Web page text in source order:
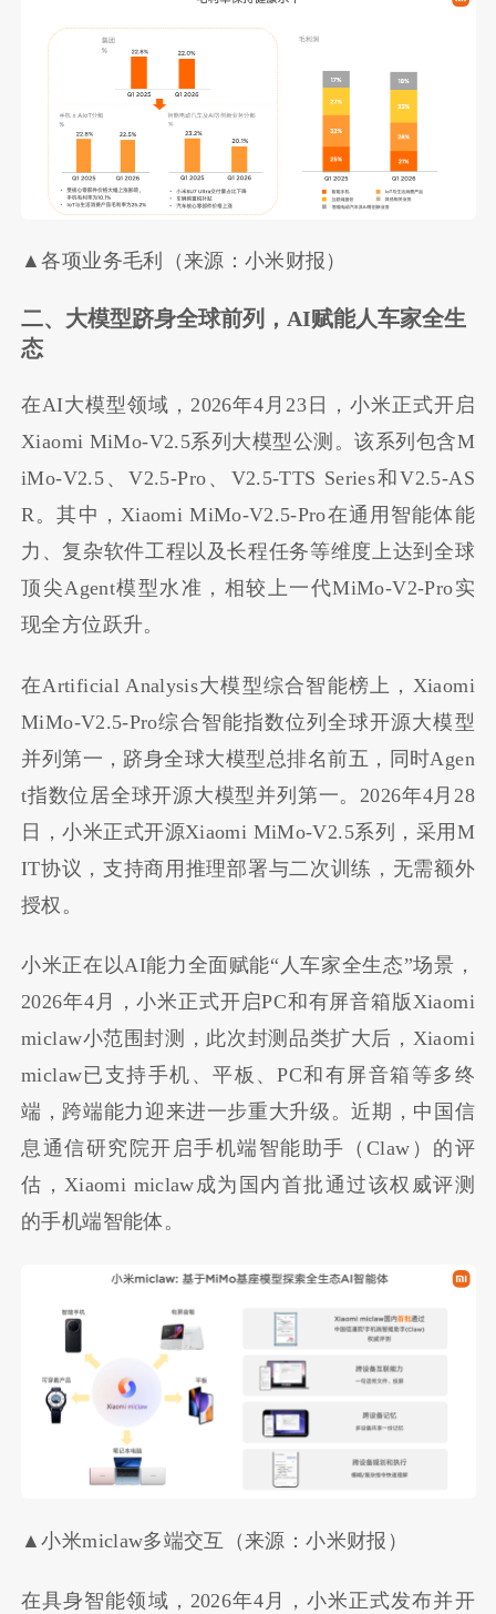
▲各项业务毛利（来源：小米财报）
二、大模型跻身全球前列，AI赋能人车家全生
态
在AI大模型领域，2026年4月23日，小米正式开启
Xiaomi MiMo-V2.5系列大模型公测。该系列包含M
iMo-V2.5、V2.5-Pro、V2.5-TTS Series和V2.5-AS
R。其中，Xiaomi MiMo-V2.5-Pro在通用智能体能
力、复杂软件工程以及长程任务等维度上达到全球
顶尖Agent模型水准，相较上一代MiMo-V2-Pro实
现全方位跃升。
在Artificial Analysis大模型综合智能榜上，Xiaomi
MiMo-V2.5-Pro综合智能指数位列全球开源大模型
并列第一，跻身全球大模型总排名前五，同时Agen
t指数位居全球开源大模型并列第一。2026年4月28
日，小米正式开源Xiaomi MiMo-V2.5系列，采用M
IT协议，支持商用推理部署与二次训练，无需额外
授权。
小米正在以AI能力全面赋能“人车家全生态”场景，
2026年4月，小米正式开启PC和有屏音箱版Xiaomi
miclaw小范围封测，此次封测品类扩大后，Xiaomi
miclaw已支持手机、平板、PC和有屏音箱等多终
端，跨端能力迎来进一步重大升级。近期，中国信
息通信研究院开启手机端智能助手（Claw）的评
估，Xiaomi miclaw成为国内首批通过该权威评测
的手机端智能体。
▲小米miclaw多端交互（来源：小米财报）
在具身智能领域，2026年4月，小米正式发布并开